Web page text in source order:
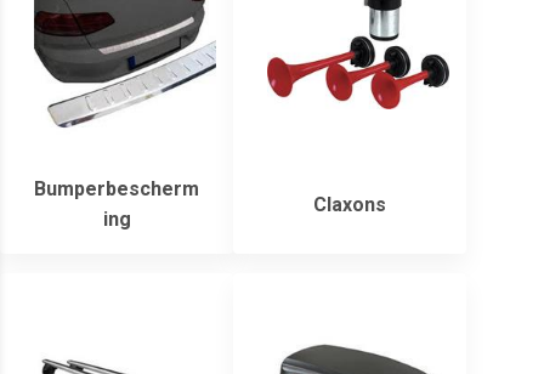
Bumperbescherm
ing
Claxons